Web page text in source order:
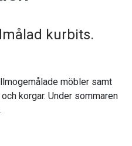
kurbits.
möbler samt
korgar. Under sommaren